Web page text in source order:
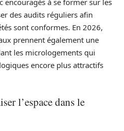
des audits réguliers afin
sont conformes. En 2026,
prennent également une
les micrologements qui
encore plus attractifs
l’espace dans le